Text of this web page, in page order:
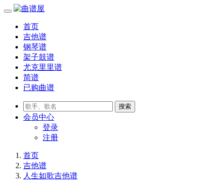
首页
吉他谱
钢琴谱
架子鼓谱
尤克里里谱
简谱
已购曲谱
会员中心
登录
注册
首页
吉他谱
人生如歌吉他谱